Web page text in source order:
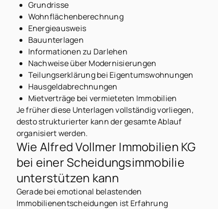
Grundrisse
Wohnflächenberechnung
Energieausweis
Bauunterlagen
Informationen zu Darlehen
Nachweise über Modernisierungen
Teilungserklärung bei Eigentumswohnungen
Hausgeldabrechnungen
Mietverträge bei vermieteten Immobilien
Je früher diese Unterlagen vollständig vorliegen,
desto strukturierter kann der gesamte Ablauf
organisiert werden.
Wie Alfred Vollmer Immobilien KG
bei einer Scheidungsimmobilie
unterstützen kann
Gerade bei emotional belastenden
Immobilienentscheidungen ist Erfahrung